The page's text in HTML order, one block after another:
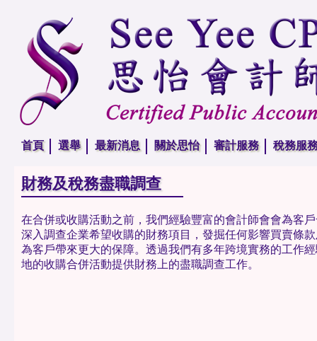
首頁 選舉 最新消息 關於思怡 審計服務 稅務服
財務及稅務盡職調查
在合併或收購活動之前，我們經驗豐富的會計師會會為客
深入調查企業希望收購的財務項目，發掘任何影響買賣條
為客戶帶來更大的保障。透過我們有多年跨境實務的工作
地的收購合併活動提供財務上的盡職調查工作。